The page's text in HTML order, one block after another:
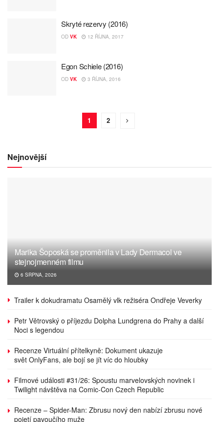
Skryté rezervy (2016)
OD VK 12 ŘÍJNA, 2017
Egon Schiele (2016)
OD VK 3 ŘÍJNA, 2016
1 2
Nejnovější
Marika Šoposká se proměnila v Lady Dermacol ve
stejnojmenném filmu
6 SRPNA, 2026
Trailer k dokudramatu Osamělý vlk režiséra Ondřeje Veverky
Petr Větrovský o příjezdu Dolpha Lundgrena do Prahy a další
Noci s legendou
Recenze Virtuální přítelkyně: Dokument ukazuje
svět OnlyFans, ale bojí se jít víc do hloubky
Filmové události #31/26: Spoustu marvelovských novinek i
Twilight návštěva na Comic-Con Czech Republic
Recenze – Spider-Man: Zbrusu nový den nabízí zbrusu nové
pojetí pavoučího muže